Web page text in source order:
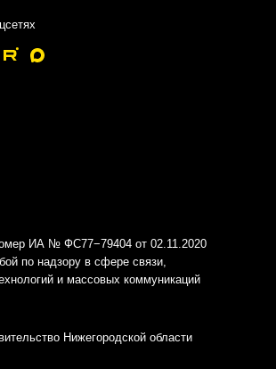
ИА № ФС77−79404 от 02.11.2020
по надзору в сфере связи,
и массовых коммуникаций
Нижегородской области